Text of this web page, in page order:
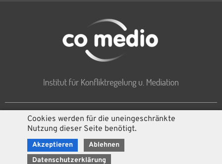
Honorar
Team
Kontakt
Baden Eisenstadt Güssing
Neusiedl am See
Tulln
Wien
Impressum • Kontakt
Cookies werden für die uneingeschränkte
Nutzung dieser Seite benötigt.
Akzeptieren
Ablehnen
Datenschutzerklärung